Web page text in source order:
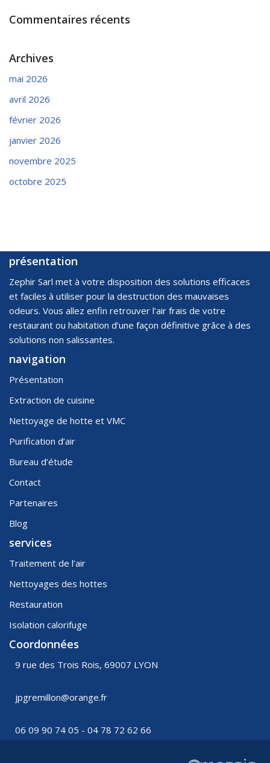
Commentaires récents
Archives
mai 2026
avril 2026
février 2026
janvier 2026
novembre 2025
octobre 2025
présentation
Zephir Sarl met à votre disposition des solutions efficaces
et faciles à utiliser pour la destruction des mauvaises
odeurs. Vous allez enfin retrouver l’air frais de votre
restaurant ou habitation d’une façon définitive grâce à des
solutions non salissantes.
navigation
Présentation
Extraction de cuisine
Nettoyage de hotte et VMC
Purification d’air
Bureau d’étude
Contact
Partenaires
Blog
services
Traitement de l’air
Nettoyages des hottes
Restauration
Isolation calorifuge
Coordonnées
9 rue des Trois Rois, 69007 LYON
jpgremillon@orange.fr
06 09 90 74 05 - 04 78 72 62 66